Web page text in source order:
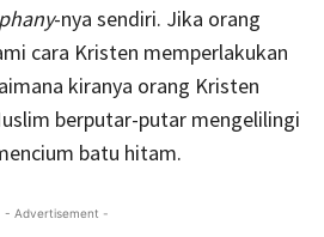
-nya sendiri. Jika orang
cara Kristen memperlakukan
kiranya orang Kristen
berputar-putar mengelilingi
batu hitam.
- Advertisement -